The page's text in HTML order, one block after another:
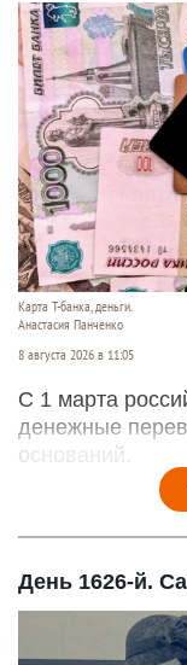
Карта Т-банка, деньги.
Анастасия Панченко
8 августа 2026 в 11:05
С 1 марта
денежные
оснований.
День 1626-й.